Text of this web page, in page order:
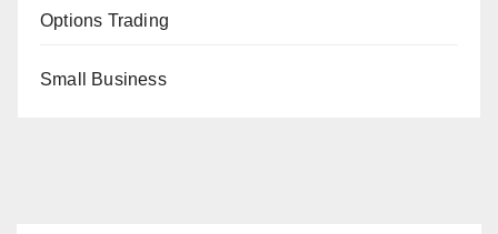
Options Trading
Small Business